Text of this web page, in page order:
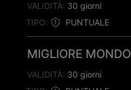
TIPO: PUNTUALE
VALIDITÀ: 30 giorni
MIGLIORE MONDO
VALIDITÀ: 30 giorni